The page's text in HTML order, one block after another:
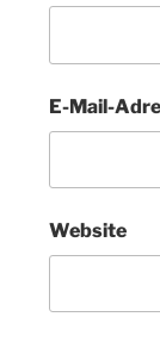
E-Mail-
Website